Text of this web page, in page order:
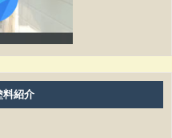
か？
ですか？
なりますか？
料紹介